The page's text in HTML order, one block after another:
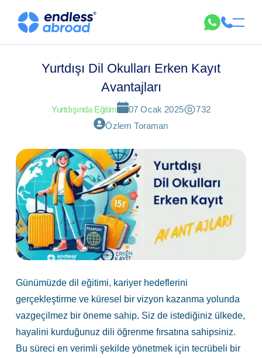
Yurtdışı Dil Okulları Erken Kayıt
Avantajları
Yurtdışında Eğitim 07 Ocak 2025
732
Özlem Toraman
Günümüzde dil eğitimi, kariyer hedeflerini
gerçekleştirme ve küresel bir vizyon kazanma yolunda
vazgeçilmez bir öneme sahip. Siz de istediğiniz ülkede,
hayalini kurduğunuz dili öğrenme fırsatına sahipsiniz.
Bu süreci en verimli şekilde yönetmek için tecrübeli bir